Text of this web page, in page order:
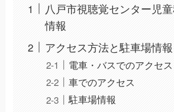
八戸市視聴覚センター児
情報
アクセス方法と駐車場情報
電車・バスでのアクセス
車でのアクセス
駐車場情報